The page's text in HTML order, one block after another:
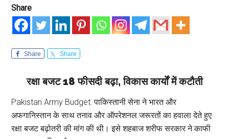
Share
Share Share
रक्षा बजट 18 फीसदी बढ़ा, विकास कार्यों में कटौती
Pakistan Army Budget: पाकिस्तानी सेना ने भारत और
अफगानिस्तान के साथ तनाव और ऑपरेशनल जरूरतों का हवाला देते हुए
रक्षा बजट बढ़ोतरी की मांग की थी। इसे शहबाज शरीफ सरकार ने काफी